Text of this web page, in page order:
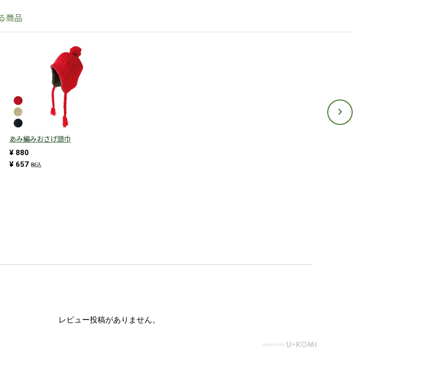
あみ編みおさげ頭巾
¥ 880
¥ 657 税込
レビュー投稿がありません。